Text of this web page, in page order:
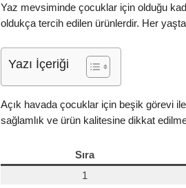
Yaz mevsiminde çocuklar için olduğu
oldukça tercih edilen ürünlerdir. Her
Yazı İçeriği
Açık havada çocuklar için beşik görevi
sağlamlık ve ürün kalitesine dikkat
Sıra
1